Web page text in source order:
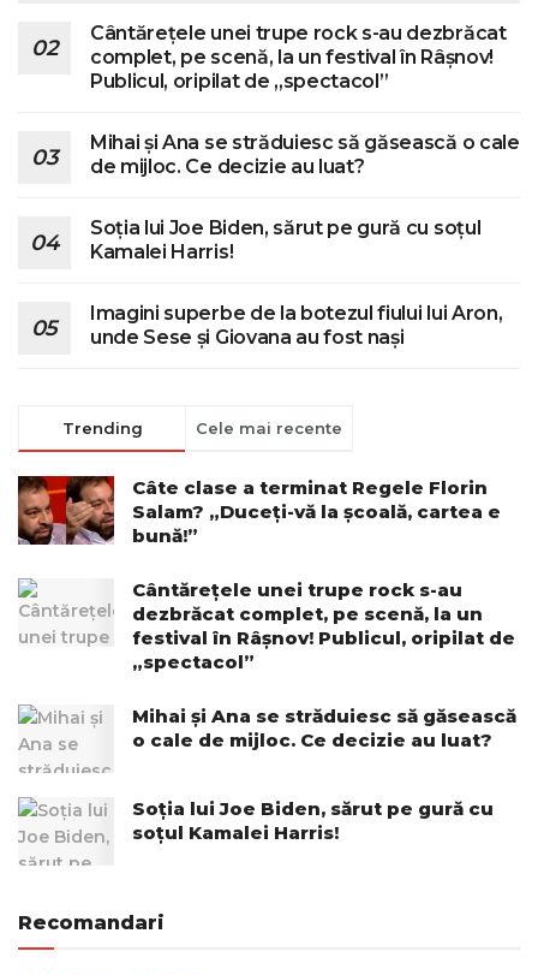
Cântărețele unei trupe rock s-au dezbrăcat
complet, pe scenă, la un festival în Râșnov!
Publicul, oripilat de „spectacol”
Mihai și Ana se străduiesc să găsească o cale
de mijloc. Ce decizie au luat?
Soția lui Joe Biden, sărut pe gură cu soțul
Kamalei Harris!
Imagini superbe de la botezul fiului lui Aron,
unde Sese și Giovana au fost nași
Trending Cele mai recente
Câte clase a terminat Regele Florin
Salam? „Duceți-vă la școală, cartea e
bună!”
Cântărețele unei trupe rock s-au
dezbrăcat complet, pe scenă, la un
festival în Râșnov! Publicul, oripilat de
„spectacol”
Mihai și Ana se străduiesc să găsească
o cale de mijloc. Ce decizie au luat?
Soția lui Joe Biden, sărut pe gură cu
soțul Kamalei Harris!
Recomandari